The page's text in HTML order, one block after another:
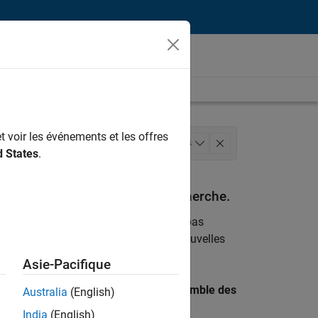
de produits 4
à vos critères de recherche.
. Si malgré tout vous ne trouvez pas
pour vous tenir au courant des nouvelles
par lieu pour trouver l’ensemble des
voir les événements et les offres
States.
Asie-Pacifique
Australia (English)
India (English)